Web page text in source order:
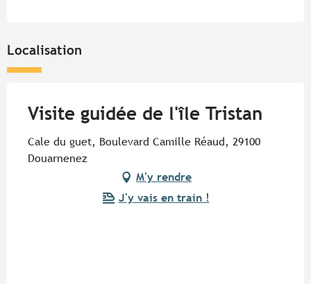
Localisation
Visite guidée de l'île Tristan
Cale du guet, Boulevard Camille Réaud, 29100
Douarnenez
M'y rendre
J'y vais en train !